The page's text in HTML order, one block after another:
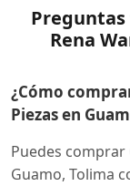
Rena
¿Cómo
Piezas en
Puedes comprar
Guamo, Tolima